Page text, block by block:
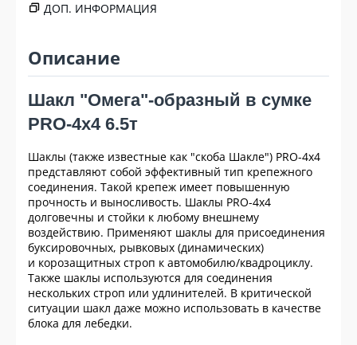
ДОП. ИНФОРМАЦИЯ
Описание
Шакл "Омега"-образный в сумке
PRO-4x4 6.5т
Шаклы (также известные как "скоба Шакле") PRO-4x4
представляют собой эффективный тип крепежного
соединения. Такой крепеж имеет повышенную
прочность и выносливость. Шаклы PRO-4x4
долговечны и стойки к любому внешнему
воздействию. Применяют шаклы для присоединения
буксировочных, рывковых (динамических)
и корозащитных строп к автомобилю/квадроциклу.
Также шаклы используются для соединения
нескольких строп или удлинителей. В критической
ситуации шакл даже можно использовать в качестве
блока для лебедки.